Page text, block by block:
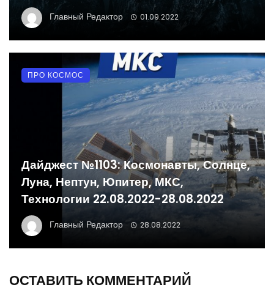
Главный Редактор 01.09.2022
Дайджест №1103: Космонавты, Солнце,
Луна, Нептун, Юпитер, МКС,
Технологии 22.08.2022-28.08.2022
Главный Редактор 28.08.2022
ПРО КОСМОС
ОСТАВИТЬ КОММЕНТАРИЙ